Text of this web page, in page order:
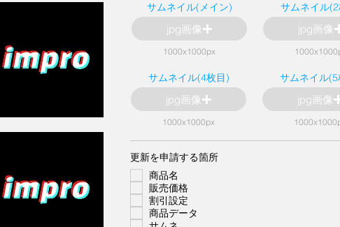
サムネイル(メイン)
jpg画像
1000x1000px
サムネイル(4枚目)
jpg画像
1000x1000px
サムネイル
jpg画像
サムネイル
jpg画像
更新を申請する箇所必
商品名
販売価格
割引設定
商品データ